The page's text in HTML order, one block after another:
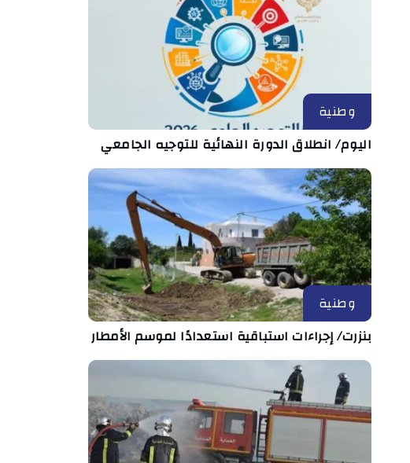
وطنية
اليوم/ انطلاق الدورة النهائية للتوجيه الجامعي
وطنية
بنزرت/ إجراءات استباقية استعدادًا لموسم الأمطار